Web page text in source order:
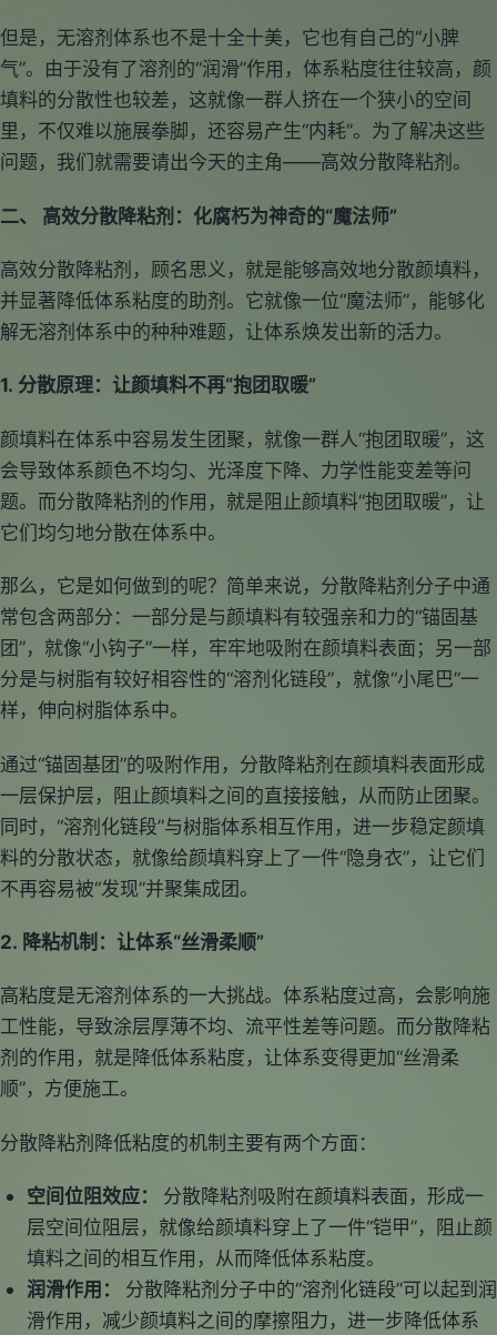
但是，无溶剂体系也不是十全十美，它也有自己的“小脾
气”。由于没有了溶剂的“润滑”作用，体系粘度往往较高，颜
填料的分散性也较差，这就像一群人挤在一个狭小的空间
里，不仅难以施展拳脚，还容易产生“内耗”。为了解决这些
问题，我们就需要请出今天的主角——高效分散降粘剂。
二、 高效分散降粘剂：化腐朽为神奇的“魔法师”
高效分散降粘剂，顾名思义，就是能够高效地分散颜填料，
并显著降低体系粘度的助剂。它就像一位“魔法师”，能够化
解无溶剂体系中的种种难题，让体系焕发出新的活力。
1. 分散原理：让颜填料不再“抱团取暖”
颜填料在体系中容易发生团聚，就像一群人“抱团取暖”，这
会导致体系颜色不均匀、光泽度下降、力学性能变差等问
题。而分散降粘剂的作用，就是阻止颜填料“抱团取暖”，让
它们均匀地分散在体系中。
那么，它是如何做到的呢？简单来说，分散降粘剂分子中通
常包含两部分：一部分是与颜填料有较强亲和力的“锚固基
团”，就像“小钩子”一样，牢牢地吸附在颜填料表面；另一部
分是与树脂有较好相容性的“溶剂化链段”，就像“小尾巴”一
样，伸向树脂体系中。
通过“锚固基团”的吸附作用，分散降粘剂在颜填料表面形成
一层保护层，阻止颜填料之间的直接接触，从而防止团聚。
同时，“溶剂化链段”与树脂体系相互作用，进一步稳定颜填
料的分散状态，就像给颜填料穿上了一件“隐身衣”，让它们
不再容易被“发现”并聚集成团。
2. 降粘机制：让体系“丝滑柔顺”
高粘度是无溶剂体系的一大挑战。体系粘度过高，会影响施
工性能，导致涂层厚薄不均、流平性差等问题。而分散降粘
剂的作用，就是降低体系粘度，让体系变得更加“丝滑柔
顺”，方便施工。
分散降粘剂降低粘度的机制主要有两个方面：
空间位阻效应：
分散降粘剂吸附在颜填料表面，形成一
层空间位阻层，就像给颜填料穿上了一件“铠甲”，阻止颜
填料之间的相互作用，从而降低体系粘度。
润滑作用：
分散降粘剂分子中的“溶剂化链段”可以起到润
滑作用，减少颜填料之间的摩擦阻力，进一步降低体系